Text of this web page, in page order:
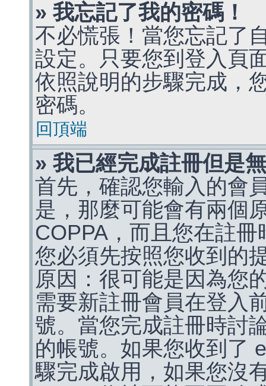
» 我忘記了我的密碼！
不必慌張！當您忘記了
設定。只要您到登入頁
依照說明的步驟完成，
密碼。
回頂端
» 我已經完成註冊但是
首先，確認您輸入的會
是，那麼可能會有兩個
COPPA，而且您在註
您必須先按照您收到的
原因：很可能是因為您
需要新註冊會員在登入
號。當您完成註冊時討
的帳號。如果您收到了
驟完成啟用，如果您沒